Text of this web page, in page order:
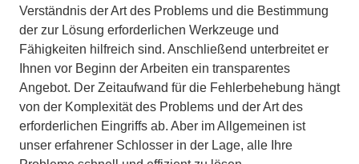
Verständnis der Art des Problems und die Bestimmung
der zur Lösung erforderlichen Werkzeuge und
Fähigkeiten hilfreich sind. Anschließend unterbreitet er
Ihnen vor Beginn der Arbeiten ein transparentes
Angebot. Der Zeitaufwand für die Fehlerbehebung hängt
von der Komplexität des Problems und der Art des
erforderlichen Eingriffs ab. Aber im Allgemeinen ist
unser erfahrener Schlosser in der Lage, alle Ihre